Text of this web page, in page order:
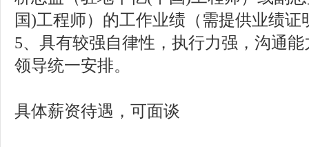
国)工程师）的工作业绩（需提供业绩证
5、具有较强自律性，执行力强，沟通
领导统一安排。
具体薪资待遇，可面谈